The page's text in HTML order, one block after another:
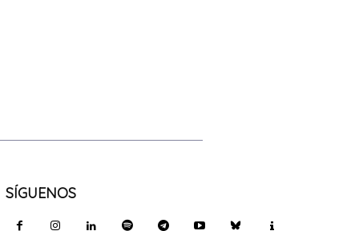
SÍGUENOS